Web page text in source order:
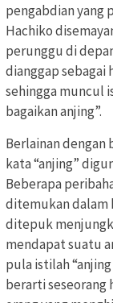
pengabdian yang
Hachiko
perunggu di
dianggap sebagai
sehingga muncul
bagaikan anjing”.
Berlainan dengan
kata “anjing”
Beberapa
ditemukan dalam
ditepuk
mendapat suatu
pula istilah
berarti seseorang